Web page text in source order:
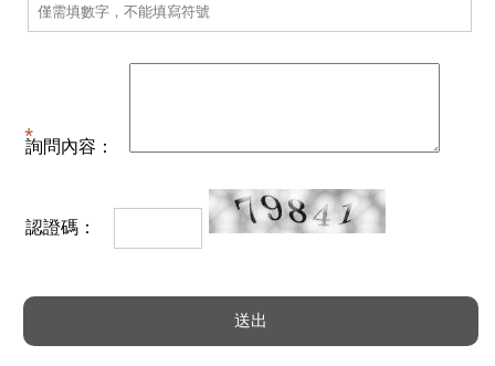
詢問內容：
認證碼：